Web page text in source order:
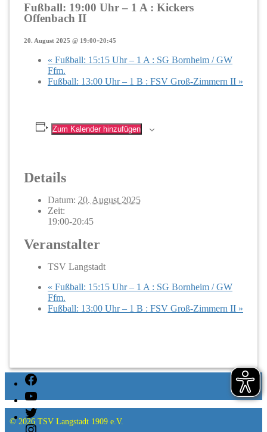
Fußball: 19:00 Uhr – 1 A : Kickers
Offenbach II
20. August 2025 @ 19:00-20:45
« Fußball: 15:15 Uhr – 1 A : SG Bornheim / GW
Ffm.
Fußball: 13:00 Uhr – 1 B : FSV Groß-Zimmern II »
Zum Kalender hinzufügen
Details
Datum: 20. August 2025
Zeit:
19:00-20:45
Veranstalter
TSV Langstadt
« Fußball: 15:15 Uhr – 1 A : SG Bornheim / GW
Ffm.
Fußball: 13:00 Uhr – 1 B : FSV Groß-Zimmern II »
Facebook
YouTube
Twitter
Instagram
© 2026 TSV Langstadt 1909 e.V.